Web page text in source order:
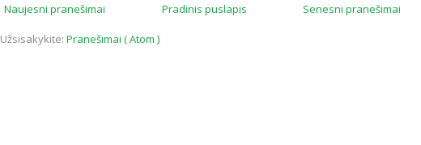
Naujesni pranešimai Senesni pranešimai
Pradinis puslapis
Užsisakykite: Pranešimai ( Atom )